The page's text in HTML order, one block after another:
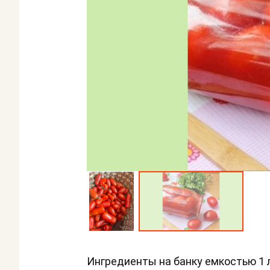
Ингредиенты на банку емкостью 1